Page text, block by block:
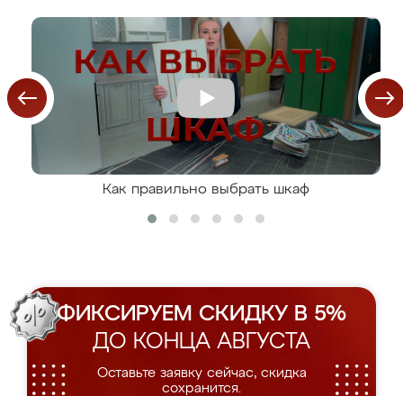
Как правильно выбрать шкаф
ФИКСИРУЕМ СКИДКУ В 5%
ДО КОНЦА АВГУСТА
Оставьте заявку сейчас, скидка
сохранится.